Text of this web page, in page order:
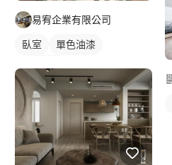
易宥企業有限公司
臥室
單色油漆